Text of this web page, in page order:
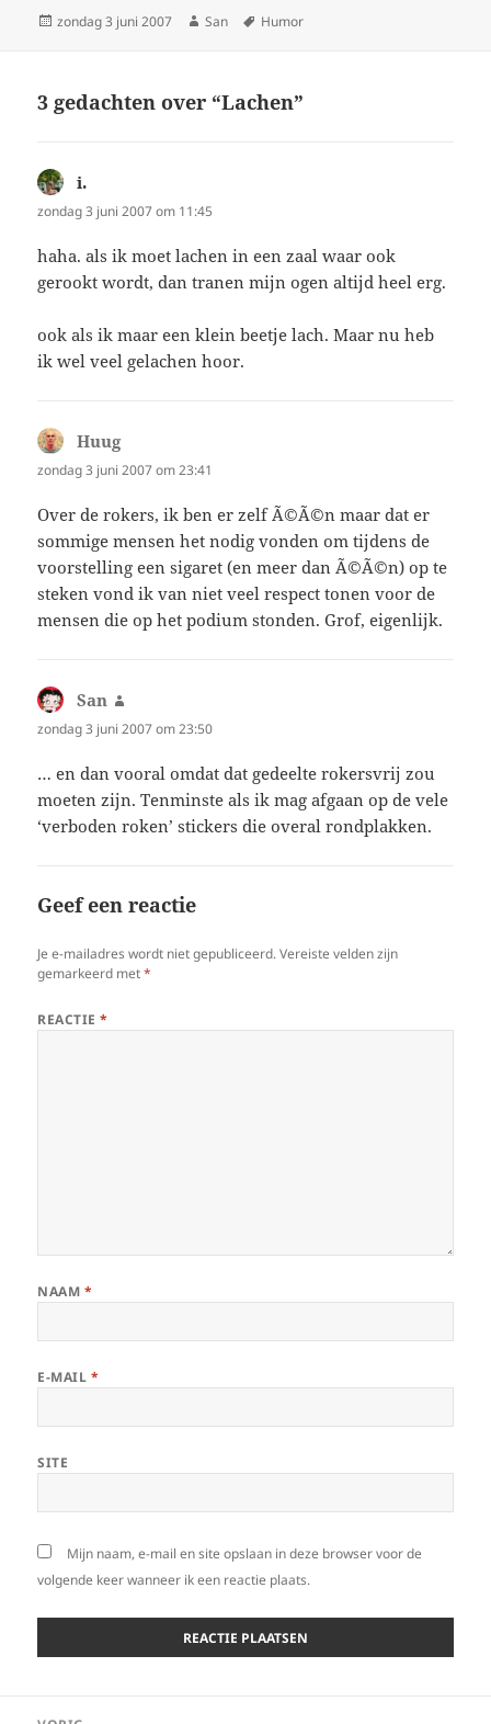
Geplaatst
zondag 3 juni 2007 Auteur
San Tags
Humor
3 gedachten over “Lachen”
i.
zondag 3 juni 2007 om 11:45
haha. als ik moet lachen in een zaal waar ook
gerookt wordt, dan tranen mijn ogen altijd heel erg.
ook als ik maar een klein beetje lach. Maar nu heb
ik wel veel gelachen hoor.
Huugschreef:
zondag 3 juni 2007 om 23:41
Over de rokers, ik ben er zelf Ã©Ã©n maar dat er
sommige mensen het nodig vonden om tijdens de
voorstelling een sigaret (en meer dan Ã©Ã©n) op te
steken vond ik van niet veel respect tonen voor de
mensen die op het podium stonden. Grof, eigenlijk.
San
zondag 3 juni 2007 om 23:50
… en dan vooral omdat dat gedeelte rokersvrij zou
moeten zijn. Tenminste als ik mag afgaan op de vele
‘verboden roken’ stickers die overal rondplakken.
Geef een reactie
Je e-mailadres wordt niet gepubliceerd. Vereiste velden zijn
gemarkeerd met*
REACTIE*
NAAM *
E-MAIL *
SITE
Mijn naam, e-mail en site opslaan in deze browser voor de
volgende keer wanneer ik een reactie plaats.